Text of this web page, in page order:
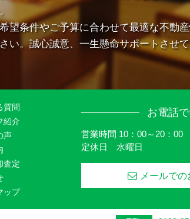
望条件やご予算に合わせて最適な不動
い。誠心誠意、一生懸命サポートさせ
質問
紹介
声
査定
ップ
お電話
営業時間 10：00～20：00
定休日 水曜日
メールで